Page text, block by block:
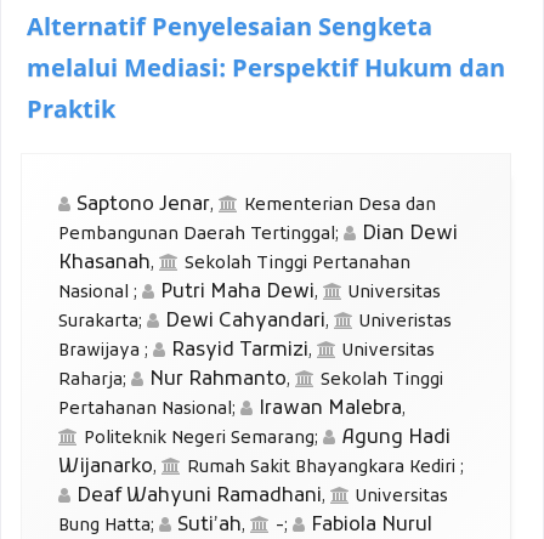
Alternatif Penyelesaian Sengketa
melalui Mediasi: Perspektif Hukum dan
Praktik
Saptono Jenar,
Kementerian Desa dan
Pembangunan Daerah Tertinggal;
Dian Dewi
Khasanah,
Sekolah Tinggi Pertanahan
Nasional; Putri Maha Dewi,
Universitas
Surakarta; Dewi Cahyandari,
Univeristas
Brawijaya; Rasyid Tarmizi,
Universitas
Raharja; Nur Rahmanto,
Sekolah Tinggi
Pertahanan Nasional; Irawan Malebra,
Politeknik Negeri Semarang;
Agung Hadi
Wijanarko, Rumah Sakit Bhayangkara Kediri;
Deaf Wahyuni Ramadhani,
Universitas
Bung Hatta; Suti’ah, -;
Fabiola Nurul